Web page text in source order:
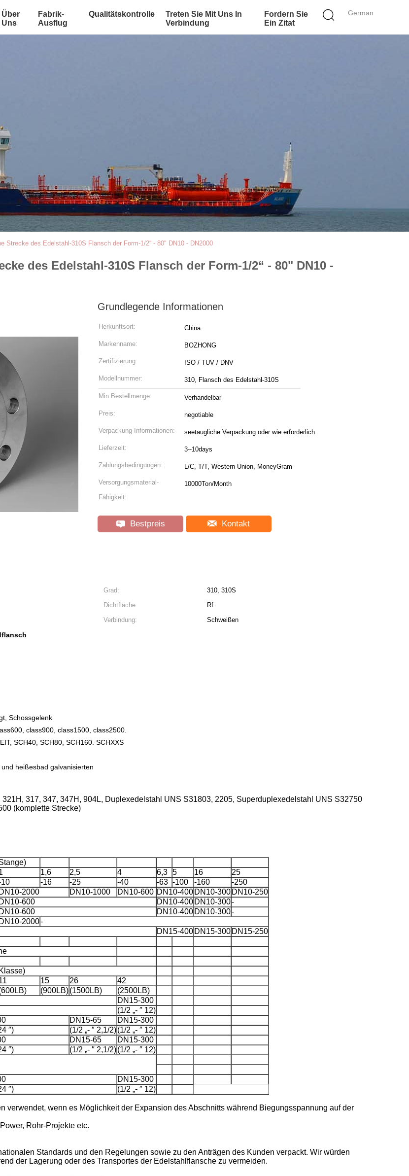
Hinterlass eine Nachricht
Wir rufen Sie bald zurück!
German
Über
Uns
Fabrik-
Ausflug
Qualitätskontrolle
Treten Sie Mit Uns In
Verbindung
Fordern Sie
Ein Zitat
Strecke des Edelstahl-310S Flansch der Form-1/2“ - 80" DN10 - DN2000
des Edelstahl-310S Flansch der Form-1/2“ - 80" DN10 -
Grundlegende Informationen
Herkunftsort: China
Markenname: BOZHONG
Zertifizierung: ISO / TUV / DNV
Modellnummer: 310, Flansch des Edelstahl-310S
Min Bestellmenge: Verhandelbar
Preis: negotiable
Verpackung Informationen: seetaugliche Verpackung oder wie erforderlich
Lieferzeit: 3--10days
Zahlungsbedingungen: L/C, T/T, Western Union, MoneyGram
Versorgungsmaterial-
Fähigkeit:
10000Ton/Month
Bestpreis Kontakt
Grad:
310, 310S
Dichtfläche:
Rf
Verbindung:
Schweißen
Schossgelenk
class900, class1500, class2500.
SCH40, SCH80, SCH160. SCHXXS
heißesbad galvanisierten
317, 347, 347H, 904L, Duplexedelstahl UNS S31803, 2205, Superduplexedelstahl UNS S32750
(komplette Strecke)
1,6 2,5 4 6,3 5 16
25
-16 -25 -40 -63 -100 -160
-250
DN10-2000 DN10-1000 DN10-600 DN10-400 DN10-300 DN10-250
DN10-600 DN10-400 DN10-300-
DN10-600 DN10-400 DN10-300-
DN10-2000-
DN15-400 DN15-300 DN15-250
15 26
42
(900LB)(1500LB)
(2500LB)
DN15-300
(1/2 „- ″ 12)
DN15-65
DN15-300
″)
(1/2 „- ″ 2,1/2)(1/2 „- ″ 12)
DN15-65
DN15-300
″)
(1/2 „- ″ 2,1/2)(1/2 „- ″ 12)
DN15-300
″) (1/2 „- ″ 12)
verwendet, wenn es Möglichkeit der Expansion des Abschnitts während Biegungsspannung auf der
Rohr-Projekte etc.
Standards und den Regelungen sowie zu den Anträgen des Kunden verpackt. Wir würden
der Lagerung oder des Transportes der Edelstahlflansche zu vermeiden.